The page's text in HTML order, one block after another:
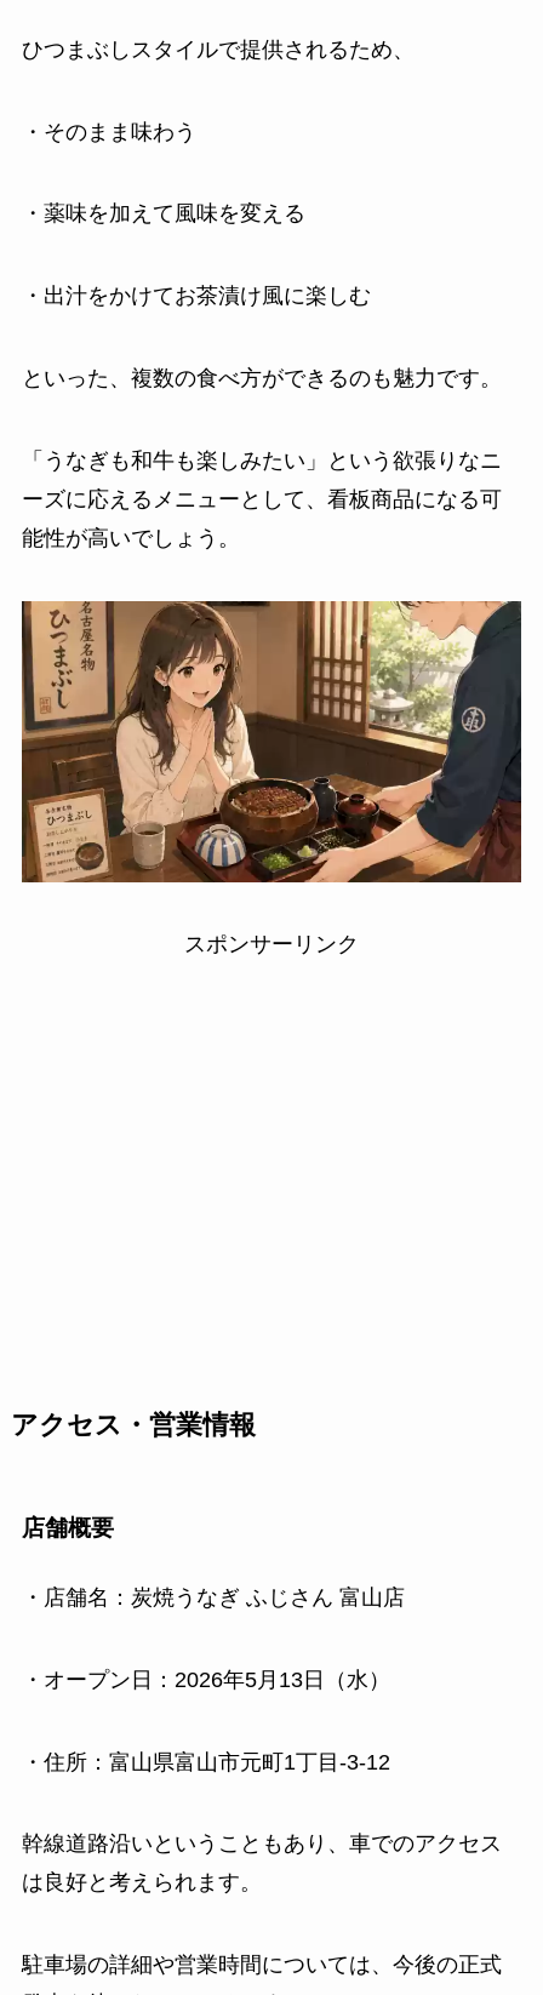
ひつまぶしスタイルで提供されるため、
・そのまま味わう
・薬味を加えて風味を変える
・出汁をかけてお茶漬け風に楽しむ
といった、複数の食べ方ができるのも魅力です。
「うなぎも和牛も楽しみたい」という欲張りなニ
ーズに応えるメニューとして、看板商品になる可
能性が高いでしょう。
スポンサーリンク
アクセス・営業情報
店舗概要
・店舗名：炭焼うなぎ ふじさん 富山店
・オープン日：2026年5月13日（水）
・住所：富山県富山市元町1丁目-3-12
幹線道路沿いということもあり、車でのアクセス
は良好と考えられます。
駐車場の詳細や営業時間については、今後の正式